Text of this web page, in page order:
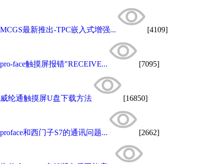
MCGS最新推出-TPC嵌入式增强... [4109]
pro-face触摸屏报错"RECEIVE... [7095]
威纶通触摸屏U盘下载方法 [16850]
proface和西门子S7的通讯问题... [2662]